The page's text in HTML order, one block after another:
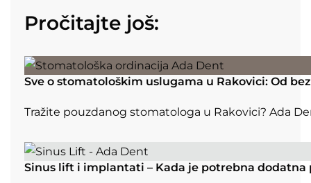
Pročitajte još:
Sve o stomatološkim uslugama u Rakovici: Od
Tražite pouzdanog stomatologa u Rakovici? Ada
Sinus lift i implantati – Kada je potrebna dodatna